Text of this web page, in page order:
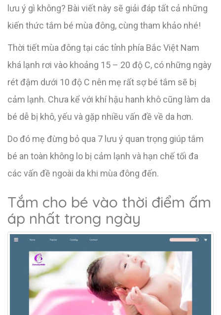
lưu ý gì không? Bài viết này sẽ giải đáp tất cả những
kiến thức tắm bé mùa đông, cùng tham khảo nhé!
Thời tiết mùa đông tại các tỉnh phía Bắc Việt Nam
khá lạnh rơi vào khoảng 15 – 20 độ C, có những ngày
rét đậm dưới 10 độ C nên mẹ rất sợ bé tắm sẽ bị
cảm lạnh. Chưa kể với khí hậu hanh khô cũng làm da
bé dễ bị khô, yếu và gặp nhiều vấn đề về da hơn.
Do đó mẹ đừng bỏ qua 7 lưu ý quan trọng giúp tắm
bé an toàn không lo bị cảm lạnh và hạn chế tối đa
các vấn đề ngoài da khi mùa đông đến.
Tắm cho bé vào thời điểm ấm
áp nhất trong ngày